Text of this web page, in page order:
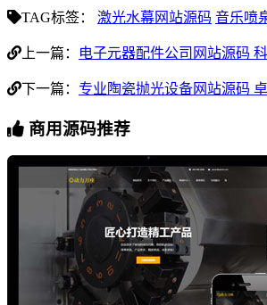
TAG标签： 激光水幕网站源码 音乐喷
上一篇： 电子元器配件公司网站源码
下一篇： 专业陶瓷抛光设备网站源码
商用源码推荐